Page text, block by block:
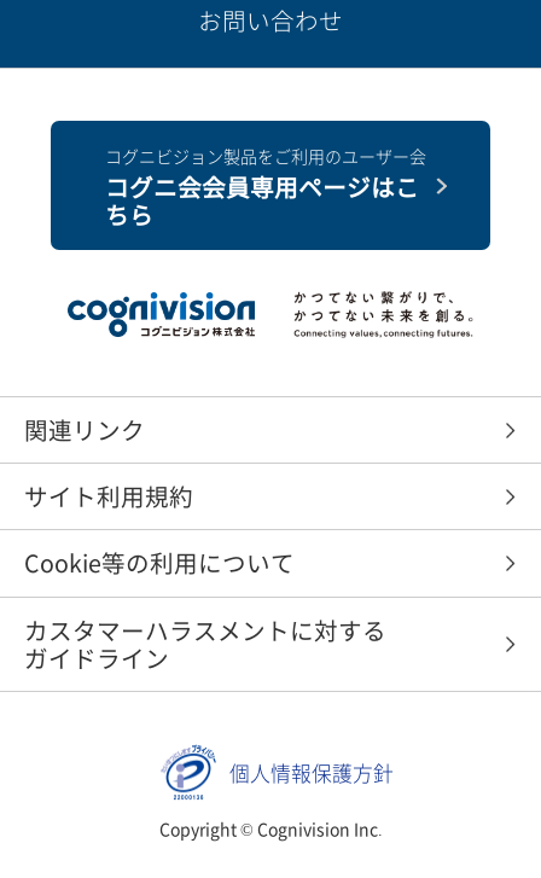
お問い合わせ
コグニビジョン製品をご利用のユーザー会
コグニ会会員専用ページはこ
ちら
関連リンク
サイト利用規約
Cookie等の利用について
カスタマーハラスメントに対する
ガイドライン
個人情報保護方針
Copyright © Cognivision Inc.